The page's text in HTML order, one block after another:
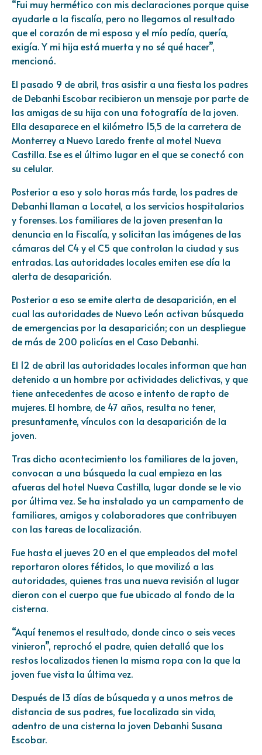
“Fui muy hermético con mis declaraciones porque quise
ayudarle a la fiscalía, pero no llegamos al resultado
que el corazón de mi esposa y el mío pedía, quería,
exigía. Y mi hija está muerta y no sé qué hacer”,
mencionó.
El pasado 9 de abril, tras asistir a una fiesta los padres
de Debanhi Escobar recibieron un mensaje por parte de
las amigas de su hija con una fotografía de la joven.
Ella desaparece en el kilómetro 15,5 de la carretera de
Monterrey a Nuevo Laredo frente al motel Nueva
Castilla. Ese es el último lugar en el que se conectó con
su celular.
Posterior a eso y solo horas más tarde, los padres de
Debanhi llaman a Locatel, a los servicios hospitalarios
y forenses. Los familiares de la joven presentan la
denuncia en la Fiscalía, y solicitan las imágenes de las
cámaras del C4 y el C5 que controlan la ciudad y sus
entradas. Las autoridades locales emiten ese día la
alerta de desaparición.
Posterior a eso se emite alerta de desaparición, en el
cual las autoridades de Nuevo León activan búsqueda
de emergencias por la desaparición; con un despliegue
de más de 200 policías en el Caso Debanhi.
El 12 de abril las autoridades locales informan que han
detenido a un hombre por actividades delictivas, y que
tiene antecedentes de acoso e intento de rapto de
mujeres. El hombre, de 47 años, resulta no tener,
presuntamente, vínculos con la desaparición de la
joven.
Tras dicho acontecimiento los familiares de la joven,
convocan a una búsqueda la cual empieza en las
afueras del hotel Nueva Castilla, lugar donde se le vio
por última vez. Se ha instalado ya un campamento de
familiares, amigos y colaboradores que contribuyen
con las tareas de localización.
Fue hasta el jueves 20 en el que empleados del motel
reportaron olores fétidos, lo que movilizó a las
autoridades, quienes tras una nueva revisión al lugar
dieron con el cuerpo que fue ubicado al fondo de la
cisterna.
“Aquí tenemos el resultado, donde cinco o seis veces
vinieron”, reprochó el padre, quien detalló que los
restos localizados tienen la misma ropa con la que la
joven fue vista la última vez.
Después de 13 días de búsqueda y a unos metros de
distancia de sus padres, fue localizada sin vida,
adentro de una cisterna la joven Debanhi Susana
Escobar.